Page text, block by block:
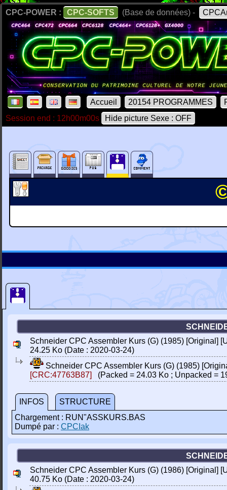
CPC-POWER : CPC-SOFTS (Base de données) -
Accueil 20154 PROGRAMMES
Session end : 12h00m00s
Hide picture Sexe : OFF
Schneider CPC Assembler Kurs (G) (1985) [Original]
24.25 Ko (Date : 2020-03-24)
Schneider CPC Assembler Kurs (G) (1985)
[CRC:47763B87]
(Packed = 24.03 Ko ; Unpacked =
INFOS
STRUCTURE
Chargement : RUN"ASSKURS.BAS
Dumpé par : CPCIak
Schneider CPC Assembler Kurs (G) (1986) [Original]
40.75 Ko (Date : 2020-03-24)